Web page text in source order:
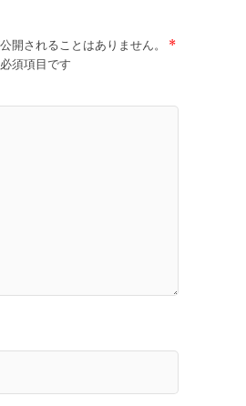
開されることはありません。
*
須項目です